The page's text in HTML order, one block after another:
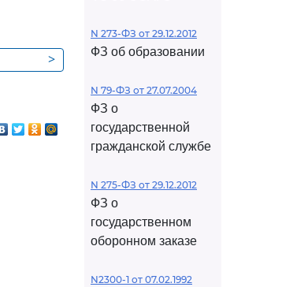
>
N 273-ФЗ от 29.12.2012
ФЗ об образовании
N 79-ФЗ от 27.07.2004
ФЗ о
государственной
гражданской службе
N 275-ФЗ от 29.12.2012
ФЗ о
государственном
оборонном заказе
N2300-1 от 07.02.1992